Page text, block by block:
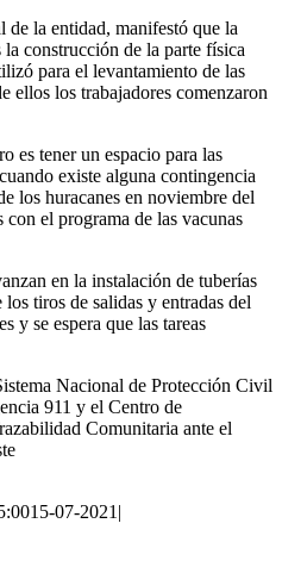
la entidad, manifestó que la
construcción de la parte física
para el levantamiento de las
ellos los trabajadores comenzaron
es tener un espacio para las
existe alguna contingencia
los huracanes en noviembre del
con el programa de las vacunas
en la instalación de tuberías
tiros de salidas y entradas del
y se espera que las tareas
Nacional de Protección Civil
911 y el Centro de
Comunitaria ante el
15-07-2021|